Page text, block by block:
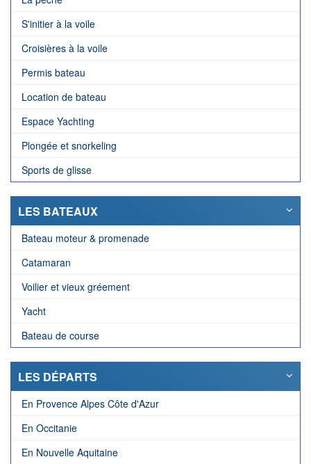
S'initier à la voile
Croisières à la voile
Permis bateau
Location de bateau
Espace Yachting
Plongée et snorkeling
Sports de glisse
LES BATEAUX
Bateau moteur & promenade
Catamaran
Voilier et vieux gréement
Yacht
Bateau de course
LES DÉPARTS
En Provence Alpes Côte d'Azur
En Occitanie
En Nouvelle Aquitaine